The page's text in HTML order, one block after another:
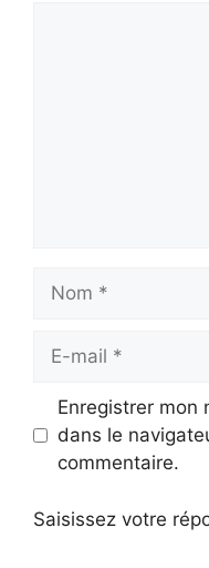
Nom
Enregistrer mon
dans le
commentaire.
Saisissez votre